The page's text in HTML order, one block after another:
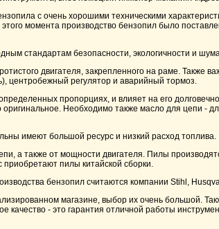
с очень хорошими техническими
момента производство бензопил было
стандартам безопасности, экологичности и шума.
двигателя, закрепленного на раме. Также
центробежный регулятор и аварийный тормоз.
пропорциях, и влияет на его
Необходимо также масло для цепи -
имеют большой ресурс и низкий расход топлива.
а также от мощности двигателя. Пилы
пилы китайской сборки.
бензопил считаются компании Stihl,
магазине, выбор их очень большой.
- это гарантия отличной работы